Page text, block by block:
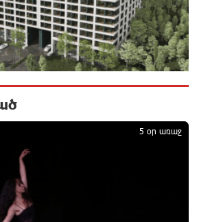
շրջանակում անձի անձնական
կյանքին առնչվող տվյալների
12 ժամ առաջ
Սայաթ-Նովա պողոտայում.
5 օր առաջ